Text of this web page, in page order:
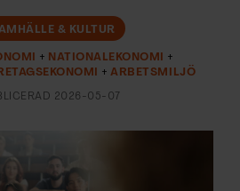
& KULTUR
NATIONALEKONOMI
ARBETSMILJÖ
2026-05-07